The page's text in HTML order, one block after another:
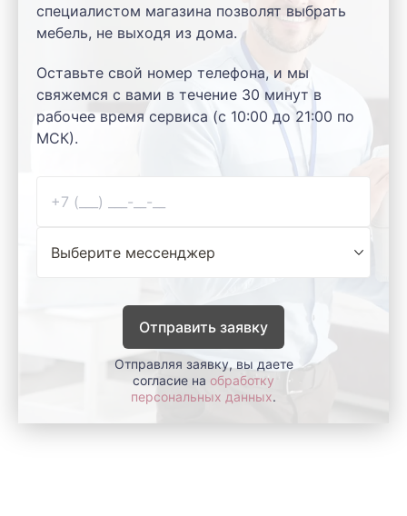
специалистом магазина позволят выбрать
мебель, не выходя из дома.
Оставьте свой номер телефона, и мы
свяжемся с вами в течение 30 минут в
рабочее время сервиса (с 10:00 до 21:00 по
МСК).
Отправить заявку
Отправляя заявку, вы даете
согласие на обработку
персональных данных.